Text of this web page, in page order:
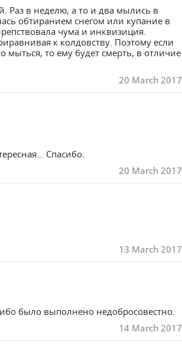
Раз в неделю, а то и два мылись в
обтиранием снегом или купание в
чума и инквизиция.
к колдовству. Поэтому если
мыться, то ему будет смерть, в отличие
20 March 2017
Спасибо.
20 March 2017
13 March 2017
было выполнено недобросовестно.
14 March 2017